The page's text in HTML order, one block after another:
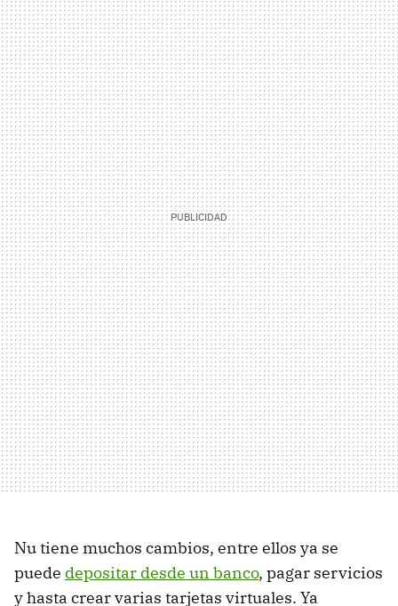
Nu tiene muchos cambios, entre ellos ya se
puede depositar desde un banco, pagar servicios
y hasta crear varias tarjetas virtuales. Ya